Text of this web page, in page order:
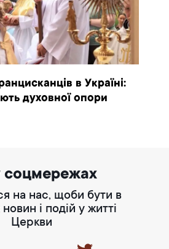
в Україні:
духовної опори
на нас, щоби бути в
новин і подій у житті
Церкви